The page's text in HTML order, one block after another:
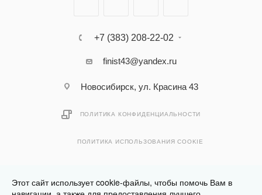
+7 (383) 208-22-02
finist43@yandex.ru
Новосибирск, ул. Красина 43
ПОЛИТИКА КОНФИДЕНЦИАЛЬНОСТИ
ПОЛИТИКА ИСПОЛЬЗОВАНИЯ COOKIE
Этот сайт использует cookie-файлы, чтобы помочь Вам в